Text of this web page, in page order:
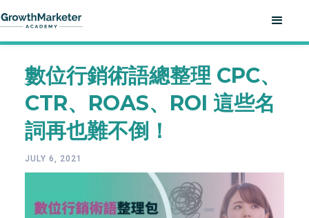
數位行銷術語總整理 CPC、
CTR、ROAS、ROI 這些名
詞再也難不倒！
JULY 6, 2021